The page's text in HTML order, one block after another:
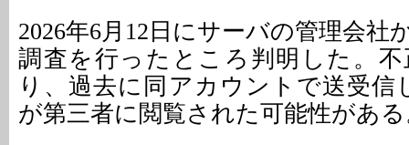
2026年6月12日にサーバの管理会社
調査を行ったところ判明した。
り、過去に同アカウントで送受信
が第三者に閲覧された可能性があ